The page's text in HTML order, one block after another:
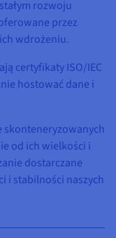
rozwoju
przez
wdrożeniu.
certyfikaty ISO/IEC
hostować dane i
skonteneryzowanych
od ich wielkości i
dostarczane
i stabilności naszych